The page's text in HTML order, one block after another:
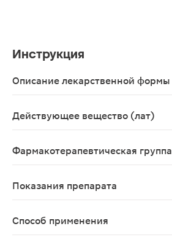
Инструкция
Описание лекарственной формы
Действующее вещество (лат)
Фармакотерапевтическая группа
Показания препарата
Способ применения